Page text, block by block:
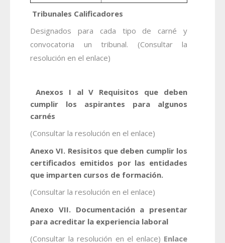
Tribunales Calificadores
Designados para cada tipo de carné y
convocatoria un tribunal. (Consultar la
resolución en el enlace)
Anexos I al V Requisitos que deben
cumplir los aspirantes para algunos
carnés
(Consultar la resolución en el enlace)
Anexo VI. Resisitos que deben cumplir los
certificados emitidos por las entidades
que imparten cursos de formación.
(Consultar la resolución en el enlace)
Anexo VII. Documentación a presentar
para acreditar la experiencia laboral
(Consultar la resolución en el enlace) Enlace